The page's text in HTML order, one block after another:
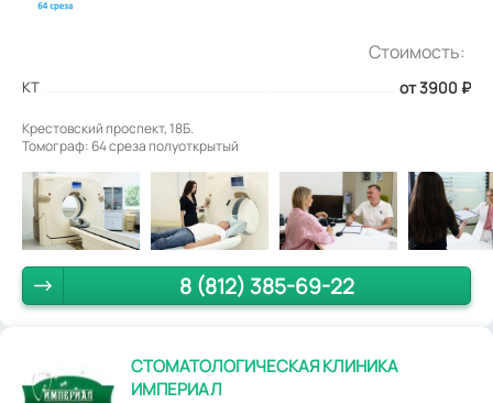
Стоимость:
КТ от 3900 ₽
Крестовский проспект, 18Б.
Томограф: 64 среза полуоткрытый
8 (812) 385-69-22
СТОМАТОЛОГИЧЕСКАЯ КЛИНИКА
ИМПЕРИАЛ